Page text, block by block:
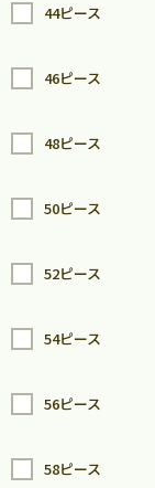
44ピース
46ピース
48ピース
50ピース
52ピース
54ピース
56ピース
58ピース